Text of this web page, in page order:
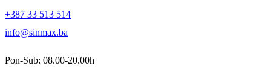
+387 33 513 514
info@sinmax.ba
Pon-Sub: 08.00-20.00h